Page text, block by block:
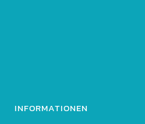
INFORMATIONEN